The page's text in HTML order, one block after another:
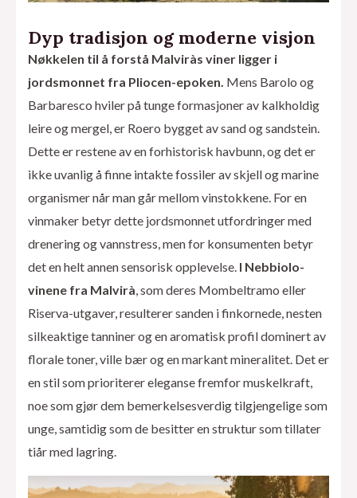
Dyp tradisjon og moderne visjon
Nøkkelen til å forstå Malviràs viner ligger i
jordsmonnet fra Pliocen-epoken. Mens Barolo og
Barbaresco hviler på tunge formasjoner av kalkholdig
leire og mergel, er Roero bygget av sand og sandstein.
Dette er restene av en forhistorisk havbunn, og det er
ikke uvanlig å finne intakte fossiler av skjell og marine
organismer når man går mellom vinstokkene. For en
vinmaker betyr dette jordsmonnet utfordringer med
drenering og vannstress, men for konsumenten betyr
det en helt annen sensorisk opplevelse. I Nebbiolo-
vinene fra Malvirà, som deres Mombeltramo eller
Riserva-utgaver, resulterer sanden i finkornede, nesten
silkeaktige tanniner og en aromatisk profil dominert av
florale toner, ville bær og en markant mineralitet. Det er
en stil som prioriterer eleganse fremfor muskelkraft,
noe som gjør dem bemerkelsesverdig tilgjengelige som
unge, samtidig som de besitter en struktur som tillater
tiår med lagring.